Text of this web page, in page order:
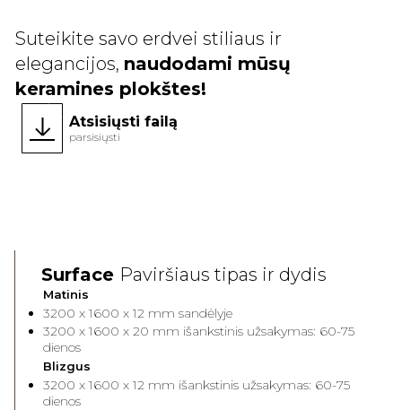
Suteikite savo erdvei stiliaus ir
elegancijos, naudodami mūsų
keramines plokštes!
Atsisiųsti failą
parsisiųsti
Surface Paviršiaus tipas ir dydis
Matinis
3200 x 1600 x 12 mm sandėlyje
3200 x 1600 x 20 mm išankstinis užsakymas: 60-75
dienos
Blizgus
3200 x 1600 x 12 mm išankstinis užsakymas: 60-75
dienos